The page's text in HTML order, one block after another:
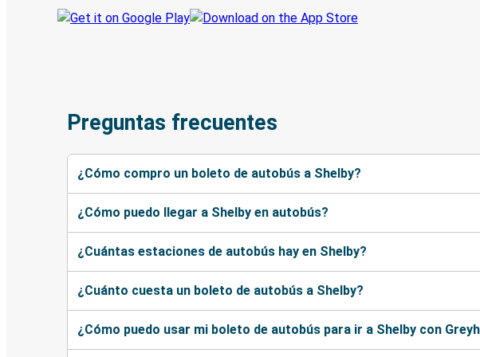
Preguntas frecuentes
¿Cómo compro un boleto de autobús a Shelby?
¿Cómo puedo llegar a Shelby en autobús?
¿Cuántas estaciones de autobús hay en Shelby?
¿Cuánto cuesta un boleto de autobús a Shelby?
¿Cómo puedo usar mi boleto de autobús para ir a Shelby con